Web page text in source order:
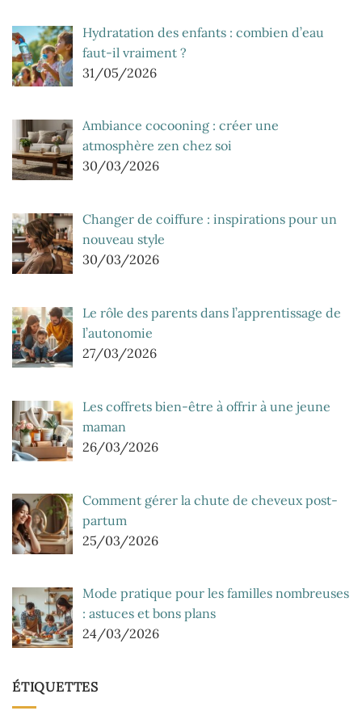
Hydratation des enfants : combien d’eau
faut-il vraiment ?
31/05/2026
Ambiance cocooning : créer une
atmosphère zen chez soi
30/03/2026
Changer de coiffure : inspirations pour un
nouveau style
30/03/2026
Le rôle des parents dans l’apprentissage de
l’autonomie
27/03/2026
Les coffrets bien-être à offrir à une jeune
maman
26/03/2026
Comment gérer la chute de cheveux post-
partum
25/03/2026
Mode pratique pour les familles nombreuses
: astuces et bons plans
24/03/2026
ÉTIQUETTES